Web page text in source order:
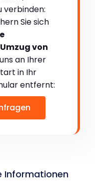
verbinden:
Sie sich
von
an Ihrer
in Ihr
entfernt:
Informationen